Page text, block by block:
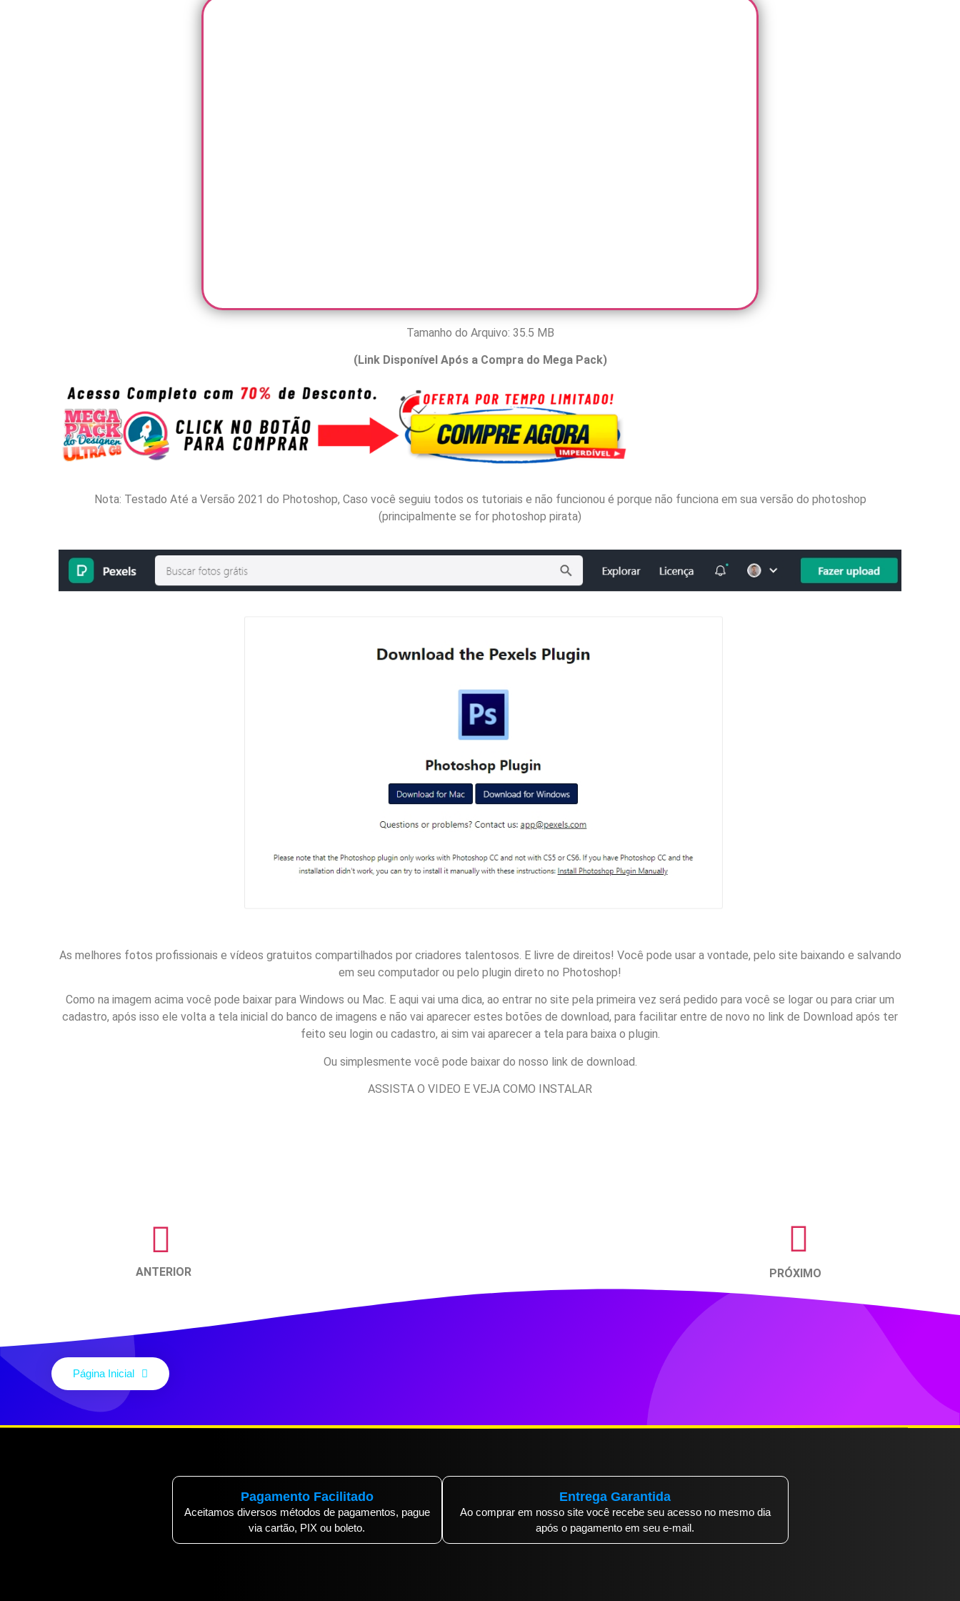
Tamanho do Arquivo: 35.5 MB
(Link Disponível Após a Compra do Mega Pack)
Nota: Testado Até a Versão 2021 do Photoshop, Caso você seguiu todos os tutoriais e não funcionou é porque não funciona em sua versão do photoshop
(principalmente se for photoshop pirata)
As melhores fotos profissionais e vídeos gratuitos compartilhados por criadores talentosos. E livre de direitos! Você pode usar a vontade, pelo site baixando e salvando
em seu computador ou pelo plugin direto no Photoshop!
Como na imagem acima você pode baixar para Windows ou Mac. E aqui vai uma dica, ao entrar no site pela primeira vez será pedido para você se logar ou para criar um
cadastro, após isso ele volta a tela inicial do banco de imagens e não vai aparecer estes botões de download, para facilitar entre de novo no link de Download após ter
feito seu login ou cadastro, ai sim vai aparecer a tela para baixa o plugin.
Ou simplesmente você pode baixar do nosso link de download.
ASSISTA O VIDEO E VEJA COMO INSTALAR
ANTERIOR PRÓXIMO
Página Inicial
Pagamento Facilitado
Aceitamos diversos métodos de pagamentos, pague
via cartão, PIX ou boleto.
Entrega Garantida
Ao comprar em nosso site você recebe seu acesso no mesmo dia
após o pagamento em seu e-mail.